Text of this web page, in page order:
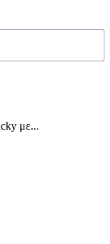
με...